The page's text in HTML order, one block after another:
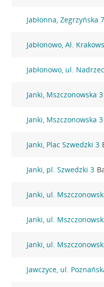
Jabłonna, Zegrzyńska 7
Jabłonowo, Al.
Jabłonowo, ul.
Janki, Mszczonowska 3
Janki, Mszczonowska 3
Janki, Plac Szwedzki 3
Janki, pl. Szwedzki 3
Janki, ul.
Janki, ul.
Janki, ul.
Jawczyce, ul.